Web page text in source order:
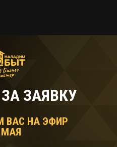
ЗАЯВКУ
ВАС НА ЭФИР
МАЯ